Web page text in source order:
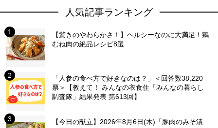
人気記事ランキング
【驚きのやわらかさ！】ヘルシーなのに大満足！鶏
むね肉の絶品レシピ8選
「人参の食べ方で好きなのは？」＜回答数38,220
票＞【教えて！ みんなの衣食住「みんなの暮らし
調査隊」結果発表 第613回】
【今日の献立】2026年8月6日(木)「豚肉のみそ漬